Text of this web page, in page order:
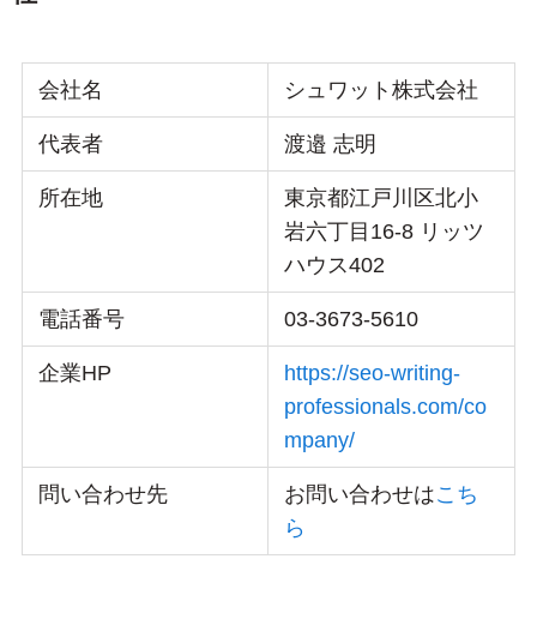
会社名 シュワット株式会社
代表者 渡邉 志明
所在地
東京都江戸川区北小
岩六丁目16-8 リッツ
ハウス402
電話番号 03-3673-5610
企業HP
https://seo-writing-
professionals.com/co
mpany/
問い合わせ先 お問い合わせはこち
ら